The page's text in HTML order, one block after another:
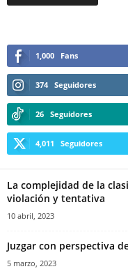
1,000 Fans
374 Seguidores
26 Seguidores
4,011 Seguidores
La complejidad de la
violación y tentativa
10 abril, 2023
Juzgar con perspectiva
5 marzo, 2023